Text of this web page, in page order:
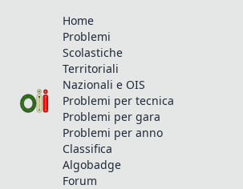
Home
Problemi
Scolastiche
Territoriali
Nazionali e OIS
Problemi per tecnica
Problemi per gara
Problemi per anno
Classifica
Algobadge
Forum